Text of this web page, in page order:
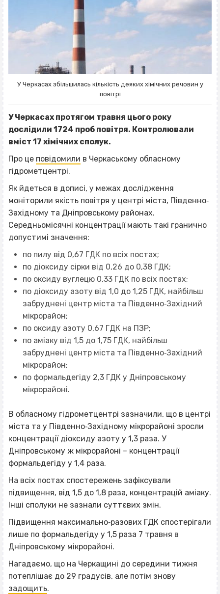
У Черкасах збільшилась кількість деяких хімічних речовин у
повітрі
У Черкасах протягом травня цього року
дослідили 1724 проб повітря. Контролювали
вміст 17 хімічних сполук.
Про це повідомили в Черкаському обласному
гідрометцентрі.
Як йдеться в дописі, у межах дослідження
моніторили якість повітря у центрі міста, Південно‐
Західному та Дніпровському районах.
Середньомісячні концентрації мають такі гранично
допустимі значення:
по пилу від 0,67 ГДК по всіх постах;
по діоксиду сірки від 0,26 до 0,38 ГДК;
по оксиду вуглецю 0,33 ГДК по всіх постах;
по діоксиду азоту від 1,0 до 1,25 ГДК, найбільш
забруднені центр міста та Південно‐Західний
мікрорайон;
по оксиду азоту 0,67 ГДК на ПЗР;
по аміаку від 1,5 до 1,75 ГДК, найбільш
забруднені центр міста та Південно‐Західний
мікрорайон;
по формальдегіду 2,3 ГДК у Дніпровському
мікрорайоні.
В обласному гідрометцентрі зазначили, що в центрі
міста та у Південно‐Західному мікрорайоні зросли
концентрації діоксиду азоту у 1,3 раза. У
Дніпровському ж мікрорайоні – концентрації
формальдегіду у 1,4 раза.
На всіх постах спостережень зафіксували
підвищення, від 1,5 до 1,8 раза, концентрацій аміаку.
Інші сполуки не зазнали суттєвих змін.
Підвищення максимально‐разових ГДК спостерігали
лише по формальдегіду у 1,5 раза 7 травня в
Дніпровському мікрорайоні.
Нагадаємо, що на Черкащині до середини тижня
потеплішає до 29 градусів, але потім знову
задощить.